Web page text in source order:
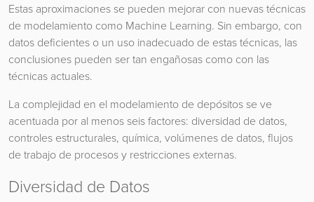
Estas aproximaciones se pueden mejorar con nuevas técnicas
de modelamiento como Machine Learning. Sin embargo, con
datos deficientes o un uso inadecuado de estas técnicas, las
conclusiones pueden ser tan engañosas como con las
técnicas actuales.
La complejidad en el modelamiento de depósitos se ve
acentuada por al menos seis factores: diversidad de datos,
controles estructurales, química, volúmenes de datos, flujos
de trabajo de procesos y restricciones externas.
Diversidad de Datos